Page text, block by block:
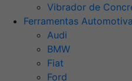
Vibrador de
Ferramentas
Audi
BMW
Fiat
Ford